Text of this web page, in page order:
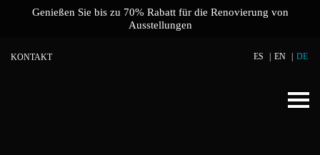
Genießen Sie bis zu 70% Rabatt für die Renovierung von
Ausstellungen
KONTAKT ES EN DE